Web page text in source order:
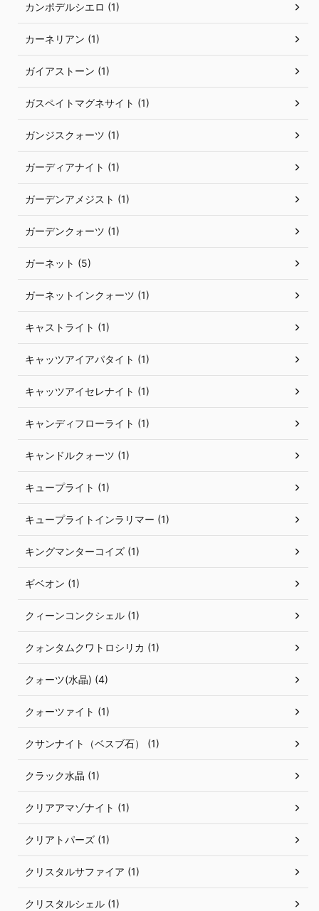
カンポデルシエロ (1)
カーネリアン (1)
ガイアストーン (1)
ガスペイトマグネサイト (1)
ガンジスクォーツ (1)
ガーディアナイト (1)
ガーデンアメジスト (1)
ガーデンクォーツ (1)
ガーネット (5)
ガーネットインクォーツ (1)
キャストライト (1)
キャッツアイアパタイト (1)
キャッツアイセレナイト (1)
キャンディフローライト (1)
キャンドルクォーツ (1)
キュープライト (1)
キュープライトインラリマー (1)
キングマンターコイズ (1)
ギベオン (1)
クィーンコンクシェル (1)
クォンタムクワトロシリカ (1)
クォーツ(水晶) (4)
クォーツァイト (1)
クサンナイト（ベスブ石） (1)
クラック水晶 (1)
クリアアマゾナイト (1)
クリアトパーズ (1)
クリスタルサファイア (1)
クリスタルシェル (1)